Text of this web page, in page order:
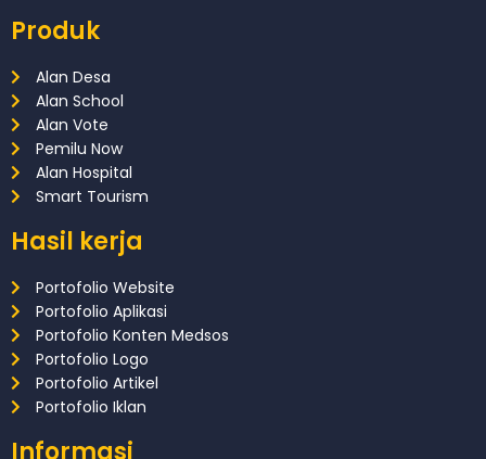
Produk
Alan Desa
Alan School
Alan Vote
Pemilu Now
Alan Hospital
Smart Tourism
Hasil kerja
Portofolio Website
Portofolio Aplikasi
Portofolio Konten Medsos
Portofolio Logo
Portofolio Artikel
Portofolio Iklan
Informasi